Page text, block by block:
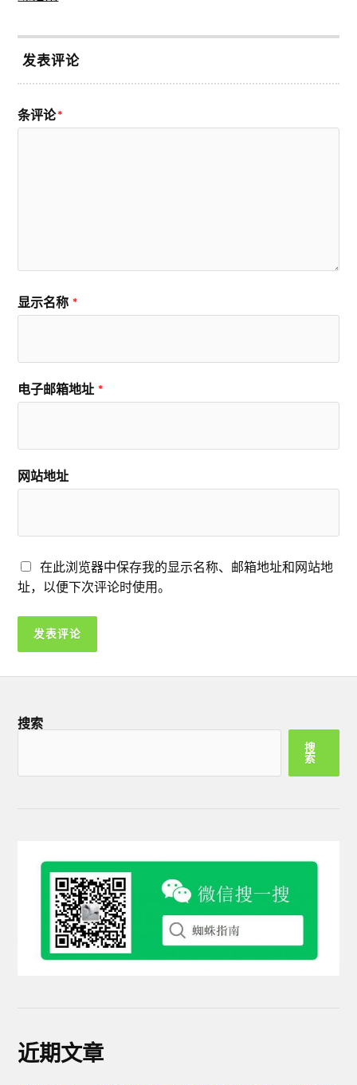
发表评论
条评论*
显示名称 *
电子邮箱地址 *
网站地址
在此浏览器中保存我的显示名称、邮箱地址和网站地
址，以便下次评论时使用。
搜索
搜
索
近期文章